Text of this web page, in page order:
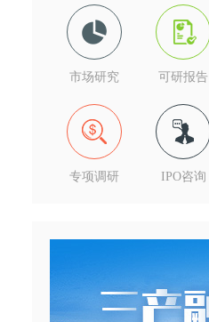
市场研究 可研报告
专项调研 IPO咨询